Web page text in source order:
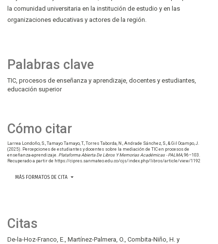
Palabras clave
TIC procesos de enseñanza y aprendizaje docentes y estudiantes
educación superior
Cómo citar
Larrea Londoño, S., Tamayo Tamayo, T., Torres Taborda, N., Andrade Sánchez, S., & Gil Ocampo, J.
(2025). Percepciones de estudiantes y docentes sobre la mediación de TIC en procesos de
enseñanza-aprendizaje. Plataforma Abierta De Libros Y Memorias Académicas - PALMA, 96–103.
Recuperado a partir de https://cipres.sanmateo.edu.co/ojs/index.php/libros/article/view/1192
MÁS FORMATOS DE CITA
la comunidad universitaria en la institución de estudio y en las
organizaciones educativas y actores de la región.
Citas
De-la-Hoz-Franco, E., Martínez-Palmera, O., Combita-Niño, H. y